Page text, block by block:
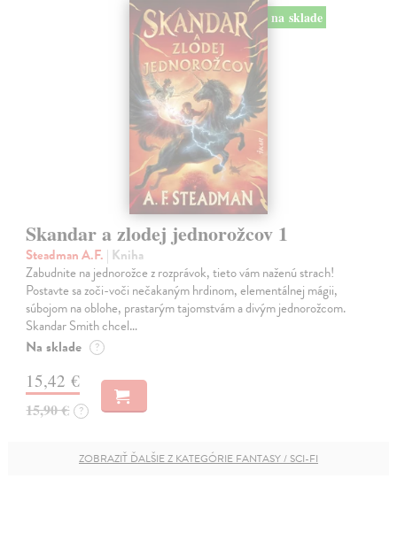
na sklade
Skandar a zlodej jednorožcov 1
Steadman A.F. | Kniha
Zabudnite na jednorožce z rozprávok, tieto vám naženú strach!
Postavte sa zoči-voči nečakaným hrdinom, elementálnej mágii,
súbojom na oblohe, prastarým tajomstvám a divým jednorožcom.
Skandar Smith chcel…
Na sklade ?
15,42 €
15,90 € ?
ZOBRAZIŤ ĎALŠIE Z KATEGÓRIE FANTASY / SCI-FI